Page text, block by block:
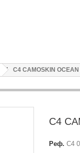
C4 CAMOSKIN
C4
Реф. C4